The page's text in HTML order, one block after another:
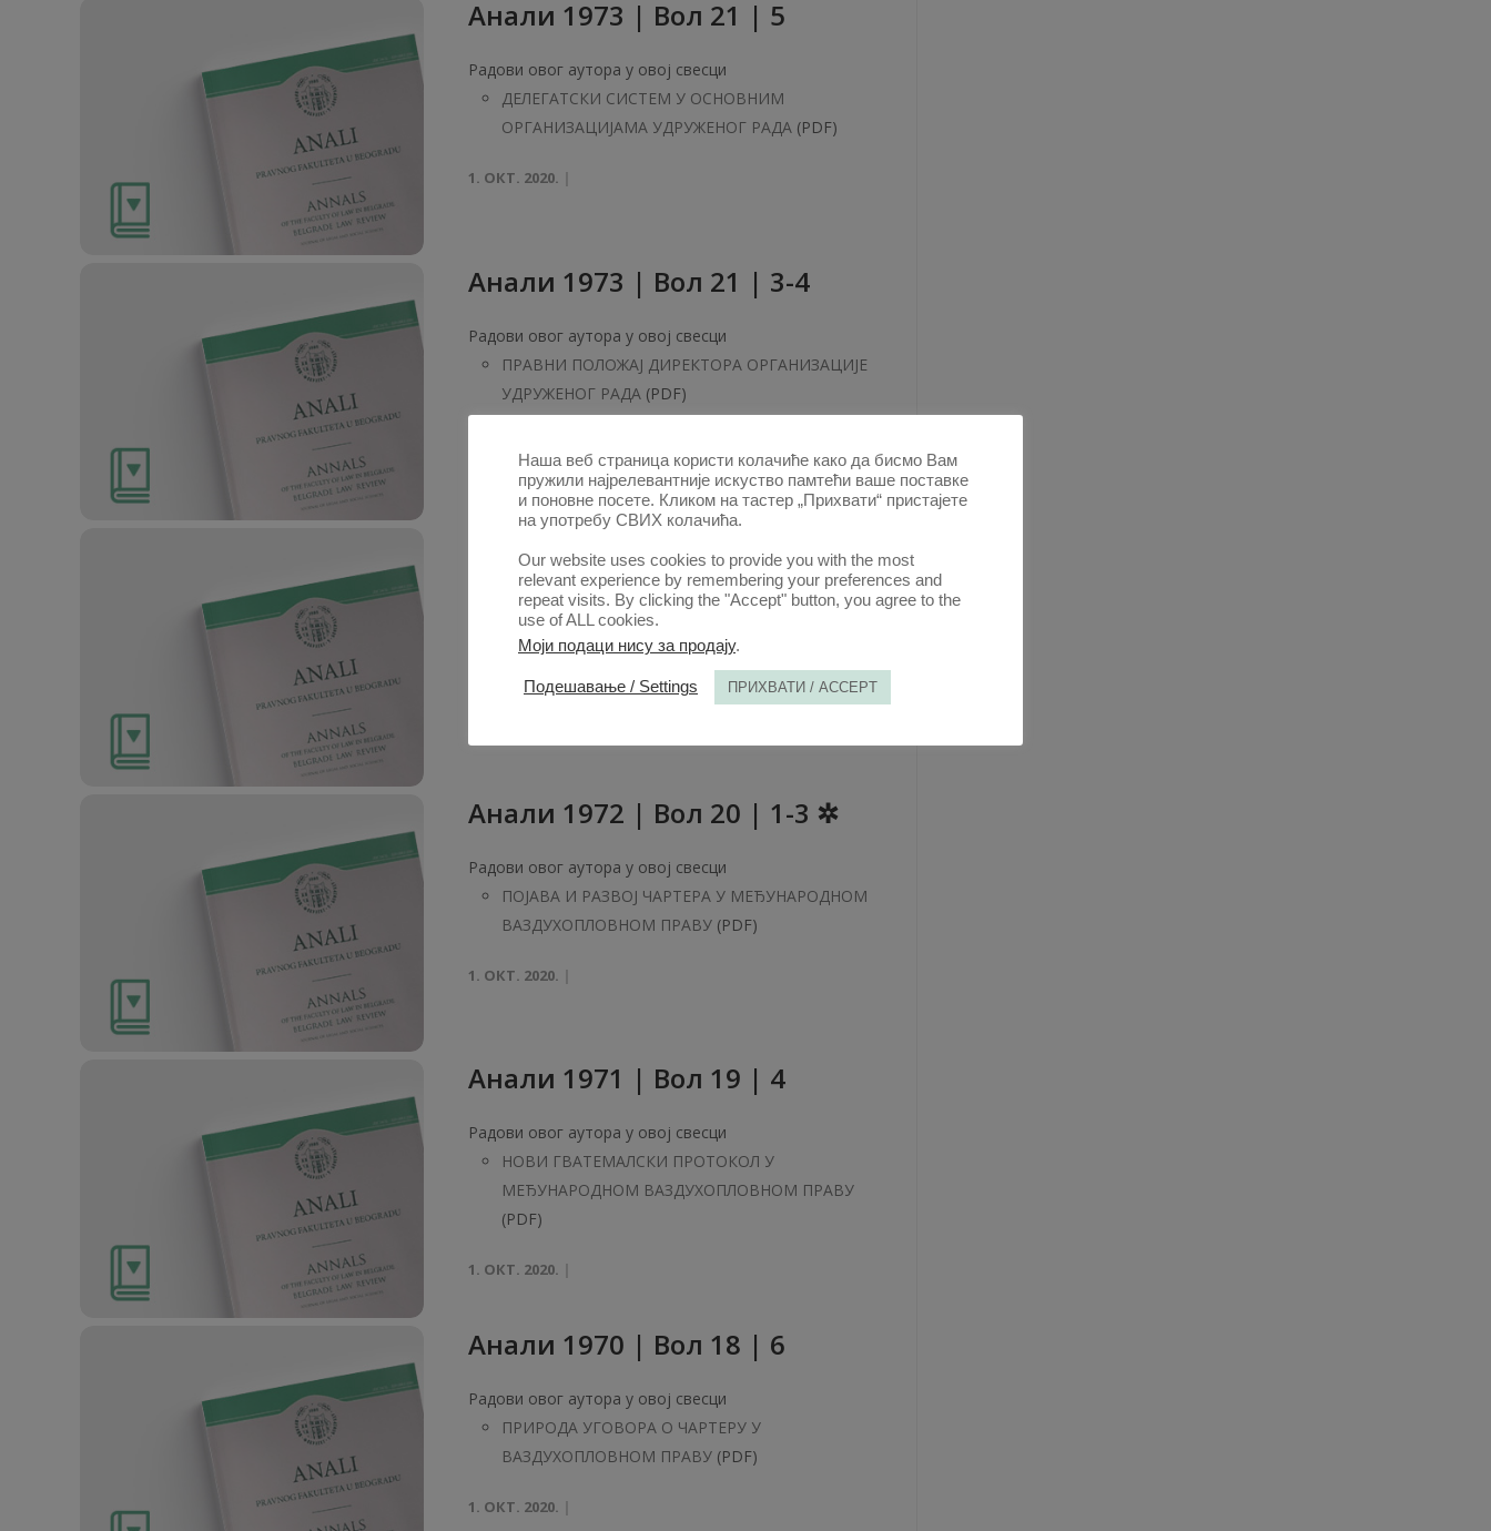
Анaли 1973 | Вол 21 | 5
Радови овог аутора у овој свесци
ДЕЛЕГАТСКИ СИСТЕМ У ОСНОВНИМ
ОРГАНИЗАЦИЈАМА УДРУЖЕНОГ РАДА (PDF)
1. ОКТ. 2020.
Анaли 1973 | Вол 21 | 3-4
Радови овог аутора у овој свесци
ПРАВНИ ПОЛОЖАЈ ДИРЕКТОРА ОРГАНИЗАЦИЈЕ
УДРУЖЕНОГ РАДА (PDF)
Анaли 1973 | Вол 21 | 2
Радови овог аутора у овој свесци
КРИЗА МЕЂУНАРОДНОГ ВАЗДУХОПЛОВНОГ
ПРАВА (PDF)
Анaли 1972 | Вол 20 | 1-3 ✲
Радови овог аутора у овој свесци
ПОЈАВА И РАЗВОЈ ЧАРТЕРА У МЕЂУНАРОДНОМ
ВАЗДУХОПЛОВНОМ ПРАВУ (PDF)
1. ОКТ. 2020.
Анaли 1971 | Вол 19 | 4
Радови овог аутора у овој свесци
НОВИ ГВАТЕМАЛСКИ ПРОТОКОЛ У
МЕЂУНАРОДНОМ ВАЗДУХОПЛОВНОМ ПРАВУ
(PDF)
1. ОКТ. 2020.
Анaли 1970 | Вол 18 | 6
Радови овог аутора у овој свесци
ПРИРОДА УГОВОРА О ЧАРТЕРУ У
ВАЗДУХОПЛОВНОМ ПРАВУ (PDF)
1. ОКТ. 2020.
Наша веб страница користи колачиће како да бисмо Вам
пружили најрелевантније искуство памтећи ваше поставке
и поновне посете. Кликом на тастер „Прихвати“ пристајете
на употребу СВИХ колачића.
Our website uses cookies to provide you with the most
relevant experience by remembering your preferences and
repeat visits. By clicking the "Accept" button, you agree to the
use of ALL cookies.
Моји подаци нису за продају.
Подешавање / Settings ПРИХВАТИ / ACCEPT